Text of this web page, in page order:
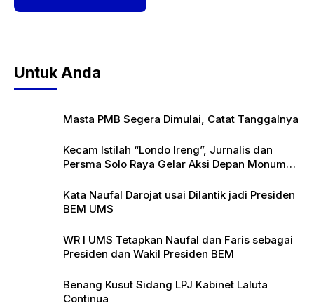
Untuk Anda
Masta PMB Segera Dimulai, Catat Tanggalnya
Kecam Istilah “Londo Ireng”, Jurnalis dan
Persma Solo Raya Gelar Aksi Depan Monumen
Kata Naufal Darojat usai Dilantik jadi Presiden
BEM UMS
WR I UMS Tetapkan Naufal dan Faris sebagai
Presiden dan Wakil Presiden BEM
Benang Kusut Sidang LPJ Kabinet Laluta
Continua